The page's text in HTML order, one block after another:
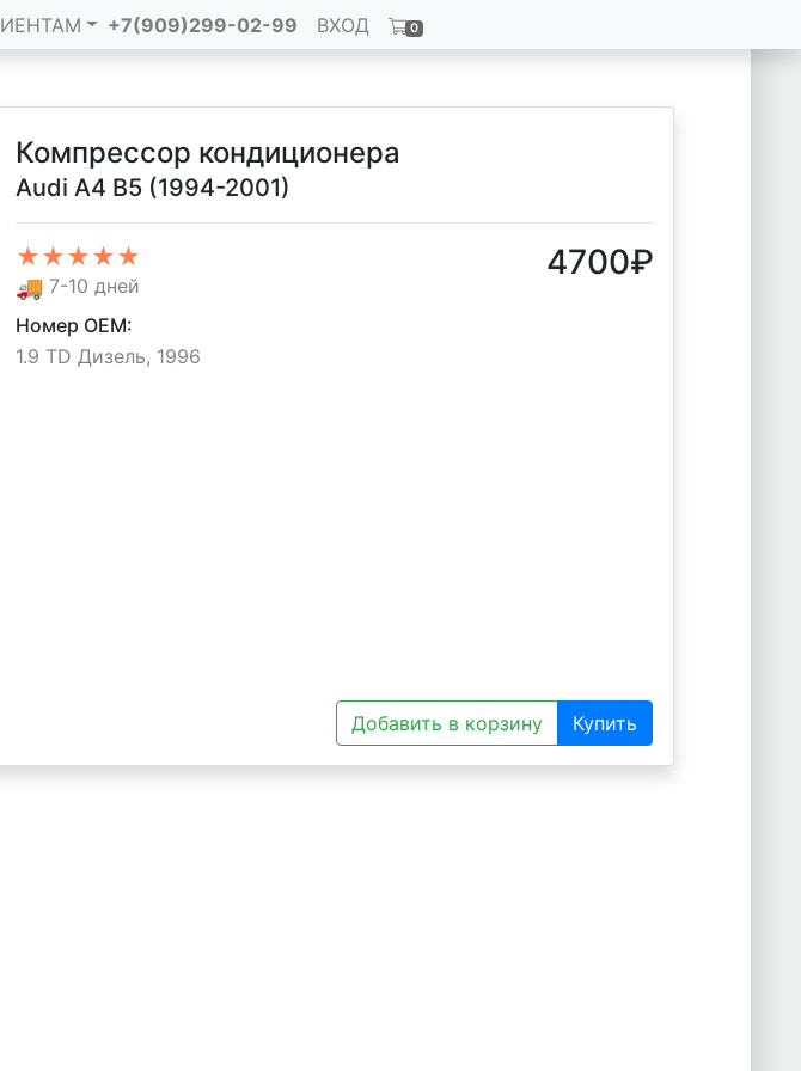
+7(909)299-02-99 ВХОД 0
Компрессор кондиционера
Audi A4 B5 (1994-2001)
★★★★★
🚚 7-10 дней
4700₽
Номер OEM:
1.9 TD Дизель, 1996
Добавить в корзину Купить